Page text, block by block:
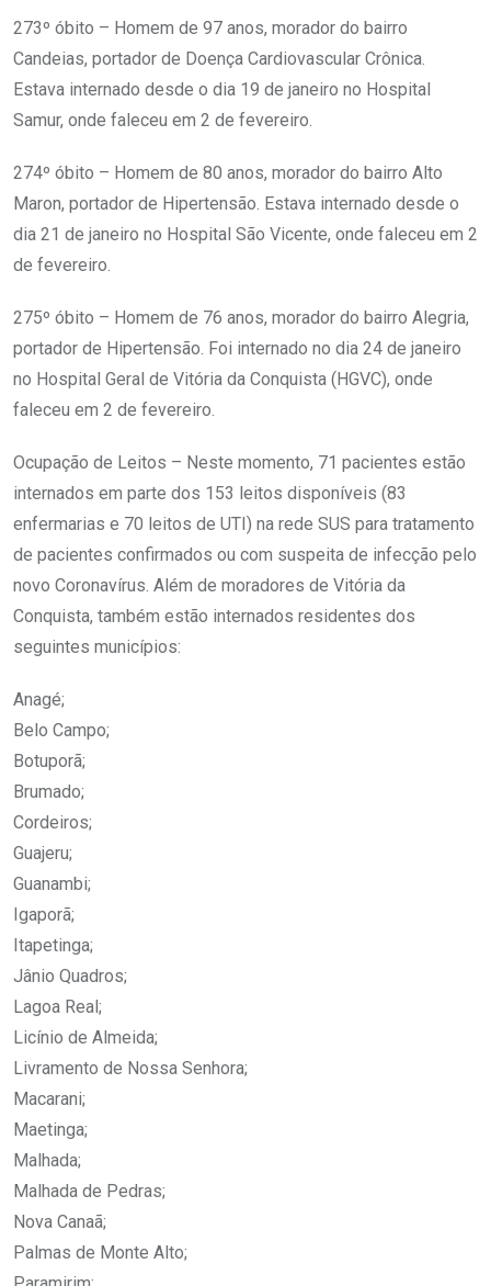
273º óbito – Homem de 97 anos, morador do bairro
Candeias, portador de Doença Cardiovascular Crônica.
Estava internado desde o dia 19 de janeiro no Hospital
Samur, onde faleceu em 2 de fevereiro.
274º óbito – Homem de 80 anos, morador do bairro Alto
Maron, portador de Hipertensão. Estava internado desde o
dia 21 de janeiro no Hospital São Vicente, onde faleceu em 2
de fevereiro.
275º óbito – Homem de 76 anos, morador do bairro Alegria,
portador de Hipertensão. Foi internado no dia 24 de janeiro
no Hospital Geral de Vitória da Conquista (HGVC), onde
faleceu em 2 de fevereiro.
Ocupação de Leitos – Neste momento, 71 pacientes estão
internados em parte dos 153 leitos disponíveis (83
enfermarias e 70 leitos de UTI) na rede SUS para tratamento
de pacientes confirmados ou com suspeita de infecção pelo
novo Coronavírus. Além de moradores de Vitória da
Conquista, também estão internados residentes dos
seguintes municípios:
Anagé;
Belo Campo;
Botuporã;
Brumado;
Cordeiros;
Guajeru;
Guanambi;
Igaporã;
Itapetinga;
Jânio Quadros;
Lagoa Real;
Licínio de Almeida;
Livramento de Nossa Senhora;
Macarani;
Maetinga;
Malhada;
Malhada de Pedras;
Nova Canaã;
Palmas de Monte Alto;